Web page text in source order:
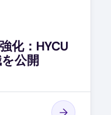
化：HYCU
公開